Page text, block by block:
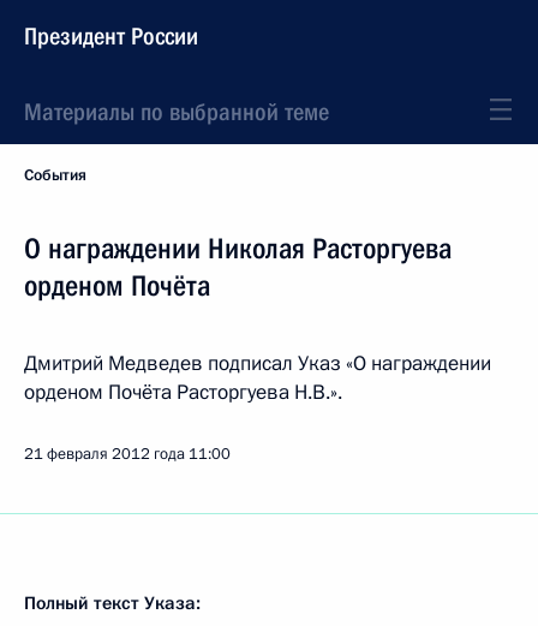
Президент России
Материалы по выбранной теме
События
О награждении Николая Расторгуева
орденом Почёта
Дмитрий Медведев подписал Указ «О награждении
орденом Почёта Расторгуева Н.В.».
21 февраля 2012 года 11:00
Полный текст Указа: